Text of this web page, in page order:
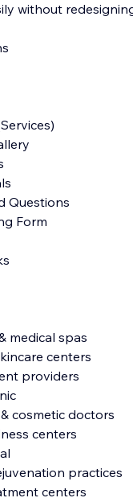
without
Questions
Form
medical spas
centers
providers
cosmetic doctors
centers
practices
centers